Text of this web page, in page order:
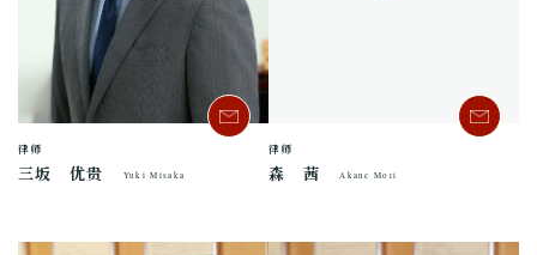
律师
三坂 优贵 Yuki Misaka
律师
森 茜 Akane Mori